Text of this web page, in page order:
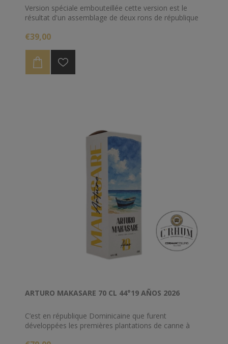
Version spéciale embouteillée cette version est le
résultat d'un assemblage de deux rons de république
€39,00
ARTURO MAKASARE 70 CL 44°19 AÑOS 2026
C’est en république Dominicaine que furent
développées les premières plantations de canne à